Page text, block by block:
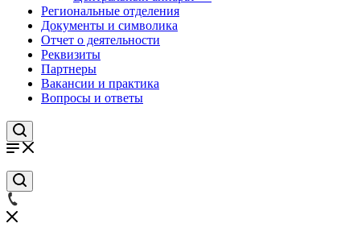
Региональные отделения
Документы и символика
Отчет о деятельности
Реквизиты
Партнеры
Вакансии и практика
Вопросы и ответы